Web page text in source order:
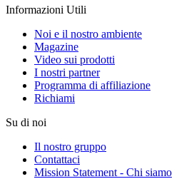
Informazioni Utili
Noi e il nostro ambiente
Magazine
Video sui prodotti
I nostri partner
Programma di affiliazione
Richiami
Su di noi
Il nostro gruppo
Contattaci
Mission Statement - Chi siamo